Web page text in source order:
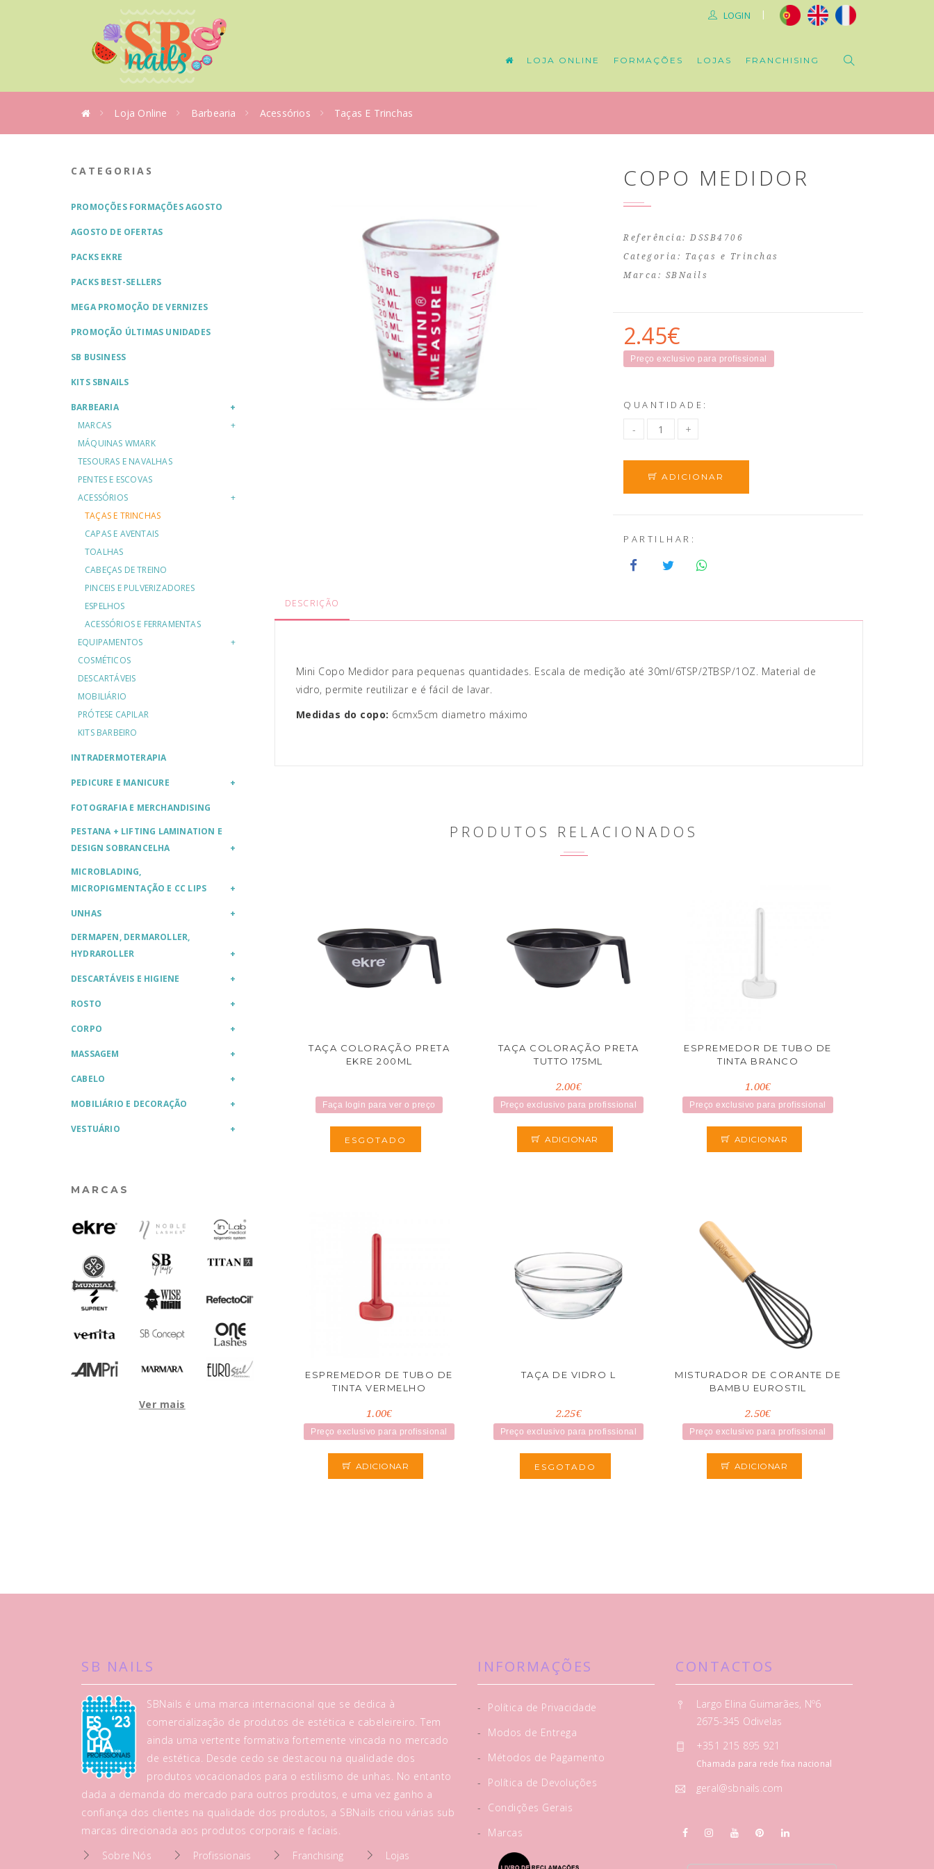
|
LOGIN
LOJA ONLINE FORMAÇÕES LOJAS FRANCHISING
Loja Online Barbearia Acessórios Taças E Trinchas
CATEGORIAS
PROMOÇÕES FORMAÇÕES AGOSTO
AGOSTO DE OFERTAS
PACKS EKRE
PACKS BEST-SELLERS
MEGA PROMOÇÃO DE VERNIZES
PROMOÇÃO ÚLTIMAS UNIDADES
SB BUSINESS
KITS SBNAILS
BARBEARIA
MARCAS
MÁQUINAS WMARK
TESOURAS E NAVALHAS
PENTES E ESCOVAS
ACESSÓRIOS
TAÇAS E TRINCHAS
CAPAS E AVENTAIS
TOALHAS
CABEÇAS DE TREINO
PINCEIS E PULVERIZADORES
ESPELHOS
ACESSÓRIOS E FERRAMENTAS
EQUIPAMENTOS
COSMÉTICOS
DESCARTÁVEIS
MOBILIÁRIO
PRÓTESE CAPILAR
KITS BARBEIRO
INTRADERMOTERAPIA
PEDICURE E MANICURE
FOTOGRAFIA E MERCHANDISING
PESTANA + LIFTING LAMINATION E
DESIGN SOBRANCELHA
MICROBLADING,
MICROPIGMENTAÇÃO E CC LIPS
UNHAS
DERMAPEN, DERMAROLLER,
HYDRAROLLER
DESCARTÁVEIS E HIGIENE
ROSTO
CORPO
MASSAGEM
CABELO
MOBILIÁRIO E DECORAÇÃO
VESTUÁRIO
MARCAS
Ver mais
COPO MEDIDOR
Referência: DSSB4706
Categoria:
Taças e Trinchas
Marca: SBNails
2.45€
Preço exclusivo para profissional
QUANTIDADE:
ADICIONAR
PARTILHAR:
DESCRIÇÃO
Mini Copo Medidor para pequenas quantidades. Escala de medição até 30ml/6TSP/2TBSP/1OZ. Material de
vidro, permite reutilizar e é fácil de lavar.
Medidas do copo: 6cmx5cm diametro máximo
PRODUTOS RELACIONADOS
TAÇA COLORAÇÃO PRETA
EKRE 200ML
Faça login para ver o preço
ESGOTADO
TAÇA COLORAÇÃO PRETA
TUTTO 175ML
2.00€
Preço exclusivo para profissional
ADICIONAR
ESPREMEDOR DE TUBO DE
TINTA BRANCO
1.00€
Preço exclusivo para profissional
ADICIONAR
ESPREMEDOR DE TUBO DE
TINTA VERMELHO
1.00€
Preço exclusivo para profissional
ADICIONAR
TAÇA DE VIDRO L
2.25€
Preço exclusivo para profissional
ESGOTADO
MISTURADOR DE CORANTE DE
BAMBU EUROSTIL
2.50€
Preço exclusivo para profissional
ADICIONAR
SB NAILS
SBNails é uma marca internacional que se dedica à
comercialização de produtos de estética e cabeleireiro. Tem
ainda uma vertente formativa fortemente vincada no mercado
de estética. Desde cedo se destacou na qualidade dos
produtos vocacionados para o estilismo de unhas. No entanto
dada a demanda do mercado para outros produtos, e uma vez ganho a
confiança dos clientes na qualidade dos produtos, a SBNails criou várias sub
marcas direcionada aos produtos corporais e faciais.
Sobre Nós
Profissionais Franchising Lojas
INFORMAÇÕES
-
Política de Privacidade
-
Modos de Entrega
-
Métodos de Pagamento
-
Política de Devoluções
-
Condições Gerais
-
Marcas
CONTACTOS
Largo Elina Guimarães, Nº6
2675-345 Odivelas
+351 215 895 921
Chamada para rede fixa nacional
geral@sbnails.com